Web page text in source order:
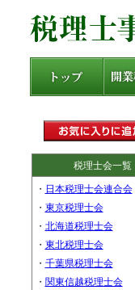
税理士会一覧
・ 日本税理士会連合会
・ 東京税理士会
・ 北海道税理士会
・ 東北税理士会
・ 千葉県税理士会
・ 関東信越税理士会